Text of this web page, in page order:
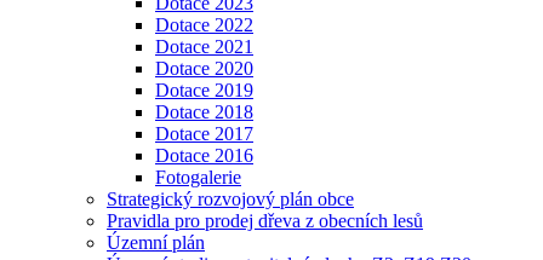
Dotace 2022
Dotace 2021
Dotace 2020
Dotace 2019
Dotace 2018
Dotace 2017
Dotace 2016
Fotogalerie
Strategický rozvojový plán obce
Pravidla pro prodej dřeva z obecních lesů
Územní plán